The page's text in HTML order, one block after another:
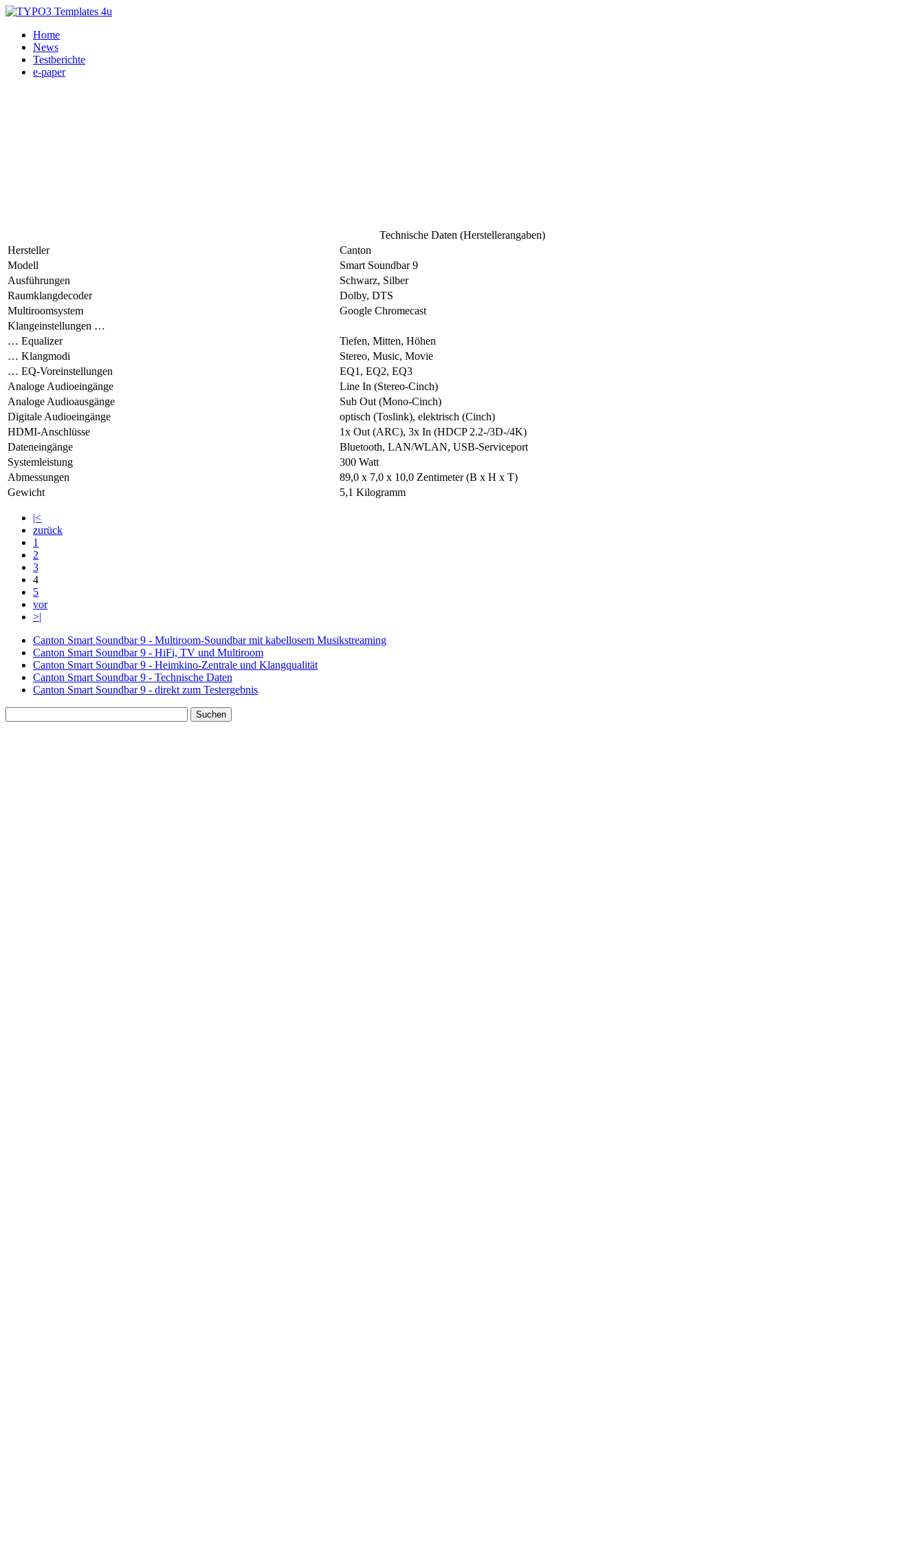
Home
News
Testberichte
e-paper
Technische Daten (Herstellerangaben)
Hersteller
Canton
Modell
Smart Soundbar 9
Ausführungen
Schwarz, Silber
Raumklangdecoder
Dolby, DTS
Multiroomsystem
Google Chromecast
Klangeinstellungen …
… Equalizer
Tiefen, Mitten, Höhen
… Klangmodi
Stereo, Music, Movie
… EQ-Voreinstellungen
EQ1, EQ2, EQ3
Analoge Audioeingänge
Line In (Stereo-Cinch)
Analoge Audioausgänge
Sub Out (Mono-Cinch)
Digitale Audioeingänge
optisch (Toslink), elektrisch (Cinch)
HDMI-Anschlüsse
1x Out (ARC), 3x In (HDCP 2.2-/3D-/4K)
Dateneingänge
Bluetooth, LAN/WLAN, USB-Serviceport
Systemleistung
300 Watt
Abmessungen
89,0 x 7,0 x 10,0 Zentimeter (B x H x T)
Gewicht
5,1 Kilogramm
|<
zurück
1
2
3
4
5
vor
>|
Canton Smart Soundbar 9 - Multiroom-Soundbar mit kabellosem Musikstreaming
Canton Smart Soundbar 9 - HiFi, TV und Multiroom
Canton Smart Soundbar 9 - Heimkino-Zentrale und Klangqualität
Canton Smart Soundbar 9 - Technische Daten
Canton Smart Soundbar 9 - direkt zum Testergebnis